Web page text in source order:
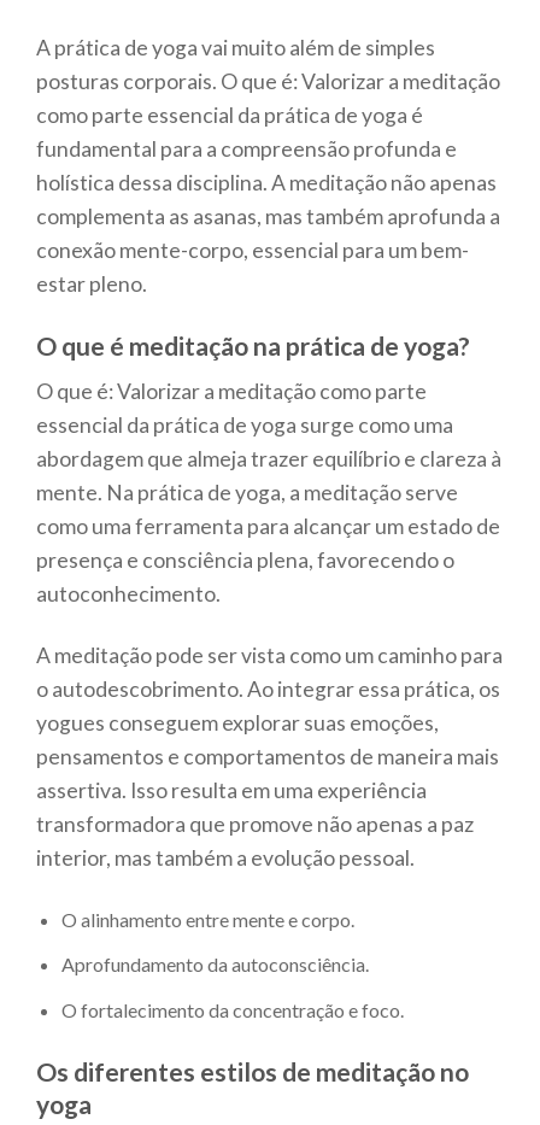
A prática de yoga vai muito além de simples
posturas corporais. O que é: Valorizar a meditação
como parte essencial da prática de yoga é
fundamental para a compreensão profunda e
holística dessa disciplina. A meditação não apenas
complementa as asanas, mas também aprofunda a
conexão mente-corpo, essencial para um bem-
estar pleno.
O que é meditação na prática de yoga?
O que é: Valorizar a meditação como parte
essencial da prática de yoga surge como uma
abordagem que almeja trazer equilíbrio e clareza à
mente. Na prática de yoga, a meditação serve
como uma ferramenta para alcançar um estado de
presença e consciência plena, favorecendo o
autoconhecimento.
A meditação pode ser vista como um caminho para
o autodescobrimento. Ao integrar essa prática, os
yogues conseguem explorar suas emoções,
pensamentos e comportamentos de maneira mais
assertiva. Isso resulta em uma experiência
transformadora que promove não apenas a paz
interior, mas também a evolução pessoal.
O alinhamento entre mente e corpo.
Aprofundamento da autoconsciência.
O fortalecimento da concentração e foco.
Os diferentes estilos de meditação no
yoga